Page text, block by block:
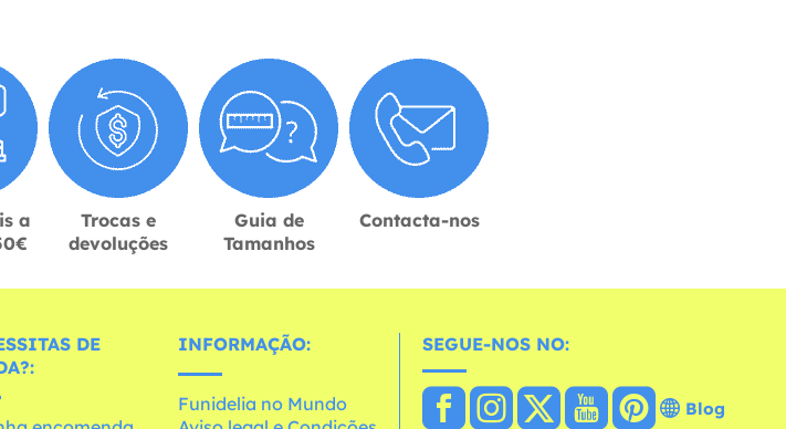
a
Trocas e
devoluções
Guia de
Tamanhos
Contacta-nos
DE
INFORMAÇÃO:
Funidelia no Mundo
SEGUE-NOS NO:
Blog